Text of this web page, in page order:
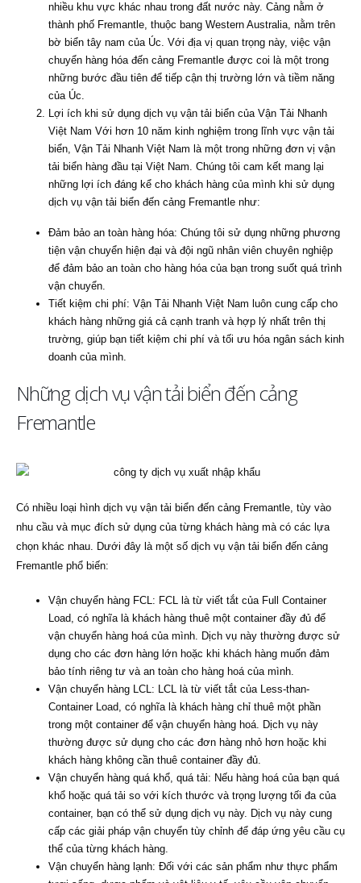
nhiều khu vực khác nhau trong đất nước này. Cảng nằm ở
thành phố Fremantle, thuộc bang Western Australia, nằm trên
bờ biển tây nam của Úc. Với địa vị quan trọng này, việc vận
chuyển hàng hóa đến cảng Fremantle được coi là một trong
những bước đầu tiên để tiếp cận thị trường lớn và tiềm năng
của Úc.
Lợi ích khi sử dụng dịch vụ vận tải biển của Vận Tải Nhanh
Việt Nam Với hơn 10 năm kinh nghiệm trong lĩnh vực vận tải
biển, Vận Tải Nhanh Việt Nam là một trong những đơn vị vận
tải biển hàng đầu tại Việt Nam. Chúng tôi cam kết mang lại
những lợi ích đáng kể cho khách hàng của mình khi sử dụng
dịch vụ vận tải biển đến cảng Fremantle như:
Đảm bảo an toàn hàng hóa: Chúng tôi sử dụng những phương
tiện vận chuyển hiện đại và đội ngũ nhân viên chuyên nghiệp
để đảm bảo an toàn cho hàng hóa của bạn trong suốt quá trình
vận chuyển.
Tiết kiệm chi phí: Vận Tải Nhanh Việt Nam luôn cung cấp cho
khách hàng những giá cả cạnh tranh và hợp lý nhất trên thị
trường, giúp bạn tiết kiệm chi phí và tối ưu hóa ngân sách kinh
doanh của mình.
Những dịch vụ vận tải biển đến cảng
Fremantle
Có nhiều loại hình dịch vụ vận tải biển đến cảng Fremantle, tùy vào
nhu cầu và mục đích sử dụng của từng khách hàng mà có các lựa
chọn khác nhau. Dưới đây là một số dịch vụ vận tải biển đến cảng
Fremantle phổ biến:
Vận chuyển hàng FCL: FCL là từ viết tắt của Full Container
Load, có nghĩa là khách hàng thuê một container đầy đủ để
vận chuyển hàng hoá của mình. Dịch vụ này thường được sử
dụng cho các đơn hàng lớn hoặc khi khách hàng muốn đảm
bảo tính riêng tư và an toàn cho hàng hoá của mình.
Vận chuyển hàng LCL: LCL là từ viết tắt của Less-than-
Container Load, có nghĩa là khách hàng chỉ thuê một phần
trong một container để vận chuyển hàng hoá. Dịch vụ này
thường được sử dụng cho các đơn hàng nhỏ hơn hoặc khi
khách hàng không cần thuê container đầy đủ.
Vận chuyển hàng quá khổ, quá tải: Nếu hàng hoá của bạn quá
khổ hoặc quá tải so với kích thước và trọng lượng tối đa của
container, bạn có thể sử dụng dịch vụ này. Dịch vụ này cung
cấp các giải pháp vận chuyển tùy chỉnh để đáp ứng yêu cầu cụ
thể của từng khách hàng.
Vận chuyển hàng lạnh: Đối với các sản phẩm như thực phẩm